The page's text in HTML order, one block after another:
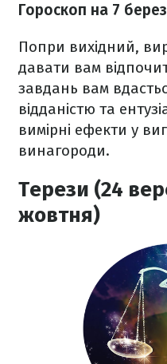
Гороскоп на 7
Попри вихідний,
давати вам
завдань вам
відданістю та
вимірні ефекти у
винагороди.
Терези (24
жовтня)